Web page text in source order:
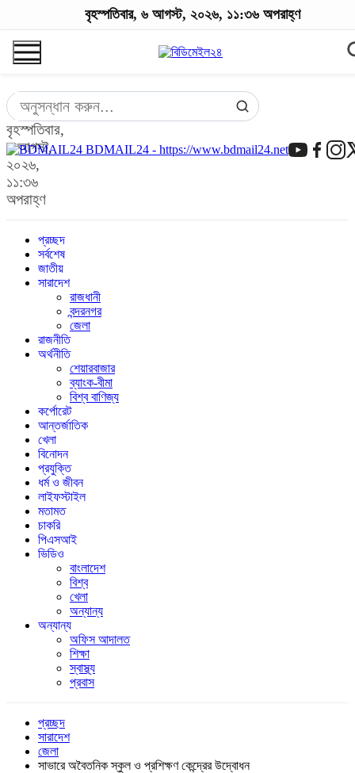
বৃহস্পতিবার,
৬ আগস্ট,
২০২৬,
১১:৩৬
অপরাহ্ণ
BDMAIL24 - https://www.bdmail24.net
প্রচ্ছদ
সর্বশেষ
জাতীয়
সারাদেশ
রাজধানী
বন্দরনগর
জেলা
রাজনীতি
অর্থনীতি
শেয়ারবাজার
ব্যাংক-বীমা
বিশ্ব বাণিজ্য
কর্পোরেট
আন্তর্জাতিক
খেলা
বিনোদন
প্রযুক্তি
ধর্ম ও জীবন
লাইফস্টাইল
মতামত
চাকরি
পিএসআই
ভিডিও
বাংলাদেশ
বিশ্ব
খেলা
অন্যান্য
অন্যান্য
অফিস আদালত
শিক্ষা
স্বাস্থ্য
প্রবাস
বৃহস্পতিবার, ৬ আগস্ট, ২০২৬, ১১:৩৬ অপরাহ্ণ
প্রচ্ছদ
সারাদেশ
জেলা
সাভারে অবৈতনিক স্কুল ও প্রশিক্ষণ কেন্দ্রের উদ্বোধন